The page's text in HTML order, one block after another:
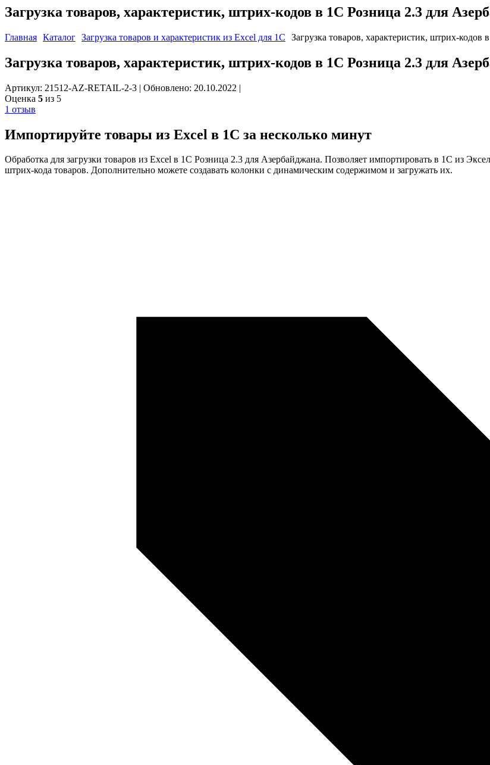
Загрузка товаров, характеристик, штрих-кодов в 1С Розница 2.3 для
Главная Каталог Загрузка товаров и характеристик из Excel для 1C Загрузка товаров, характеристик, штрих-
Загрузка товаров, характеристик, штрих-кодов в 1С Розница 2.3 для
Артикул: 21512-AZ-RETAIL-2-3 | Обновлено: 20.10.2022 |
Оценка 5 из 5
1 отзыв
Импортируйте товары из Excel в 1С за несколько минут
Обработка для загрузки товаров из Excel в 1С Розница 2.3 для Азербайджана. Позволяет импортировать в 1С из
штрих-кода товаров. Дополнительно можете создавать колонки с динамическим содержимом и загружать их.